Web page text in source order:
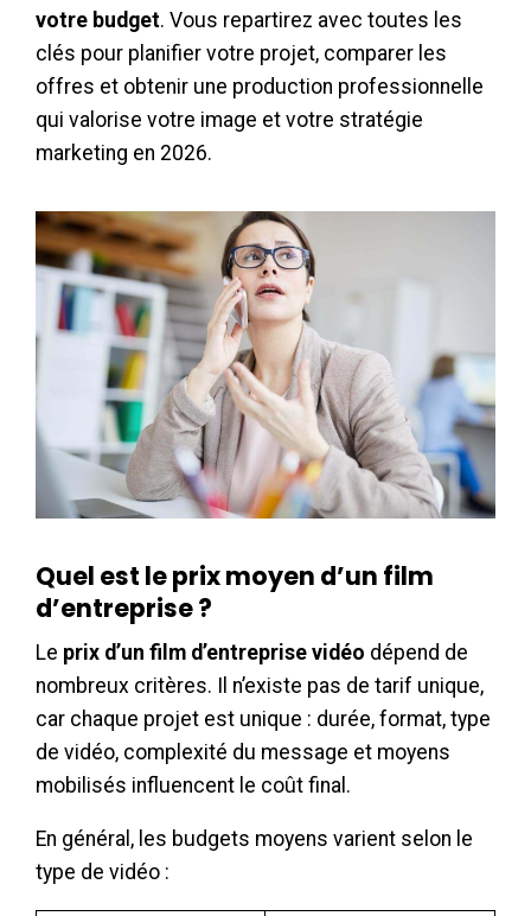
votre budget. Vous repartirez avec toutes les
clés pour planifier votre projet, comparer les
offres et obtenir une production professionnelle
qui valorise votre image et votre stratégie
marketing en 2026.
Quel est le prix moyen d’un film
d’entreprise ?
Le prix d’un film d’entreprise vidéo dépend de
nombreux critères. Il n’existe pas de tarif unique,
car chaque projet est unique : durée, format, type
de vidéo, complexité du message et moyens
mobilisés influencent le coût final.
En général, les budgets moyens varient selon le
type de vidéo :